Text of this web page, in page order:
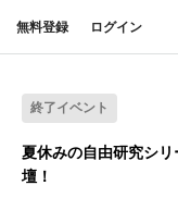
無料登録 ログイン
終了イベント
夏休みの自由研究シ
壇！